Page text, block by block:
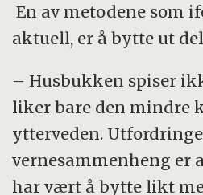
En av metodene som
aktuell, er å bytte ut
– Husbukken spiser
liker bare den mindre
ytterveden.
vernesammenheng er
har vært å bytte likt